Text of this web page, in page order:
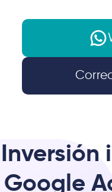
Inversión
Google